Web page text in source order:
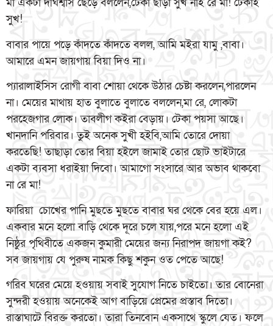
মা একটা দীর্ঘশ্বাস ছেড়ে বললেন,টেকা ছাড়া সুখ নাই রে মা! টেকাই
সুখ!
বাবার পায়ে পড়ে কাঁদতে কাঁদতে বলল, আমি মইরা যামু ,বাবা।
আমারে এমন জায়গায় বিয়া দিও না।
প্যারালাইসিস রোগী বাবা শোয়া থেকে উঠার চেষ্টা করলেন,পারলেন
না। মেয়ের মাথায় হাত বুলাতে বুলাতে বললেন,মা রে, লোকটা
পরহেজগার লোক। তাবলীগ কইরা বেড়ায়। টেকা পয়সা আছে।
খানদানি পরিবার। তুই অনেক সুখী হইবি,আমি তোরে দোয়া
করতেছি! তাছাড়া তোর বিয়া হইলে জামাই তোর ছোট ভাইটারে
একটা ব্যবসা ধরাইয়া দিবো। আমাগো সংসারে আর অভাব থাকবো
না রে মা!
ফারিয়া চোখের পানি মুছতে মুছতে বাবার ঘর থেকে বের হয়ে এল।
একবার মনে হলো বাড়ি থেকে দূরে চলে যায়,পরে মনে হলো এই
নিষ্ঠুর পৃথিবীতে একজন কুমারী মেয়ের জন্য নিরাপদ জায়গা কই?
সব জায়গায় যে পুরুষ নামক কিছু শকুন ওত পেতে আছে!
গরিব ঘরের মেয়ে হওয়ায় সবাই সুযোগ নিতে চাইতো। তার বোনেরা
সুন্দরী হওয়ায় অনেকেই আগ বাড়িয়ে প্রেমের প্রস্তাব দিতো।
রাস্তাঘাটে বিরক্ত করতো। তারা তিনবোন একসাথে স্কুলে যেত। ফলে